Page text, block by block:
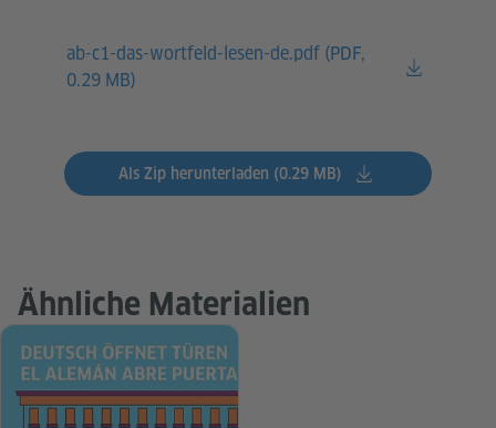
ab-c1-das-wortfeld-lesen-de.pdf (PDF,
0.29 MB)
Als Zip herunterladen (0.29 MB)
Ähnliche Materialien